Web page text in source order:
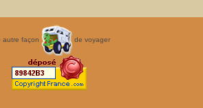
autre façon de voyager